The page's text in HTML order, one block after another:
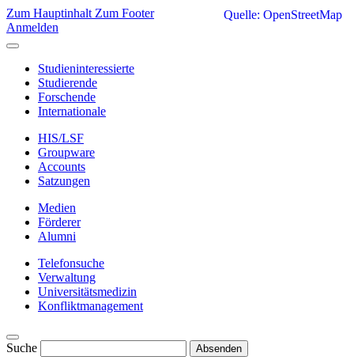
Zum Hauptinhalt Zum Footer
Anmelden
Studieninteressierte
Studierende
Forschende
Internationale
HIS/LSF
Groupware
Accounts
Satzungen
Medien
Förderer
Alumni
Telefonsuche
Verwaltung
Universitätsmedizin
Konfliktmanagement
Suche Absenden
Quelle: OpenStreetMap